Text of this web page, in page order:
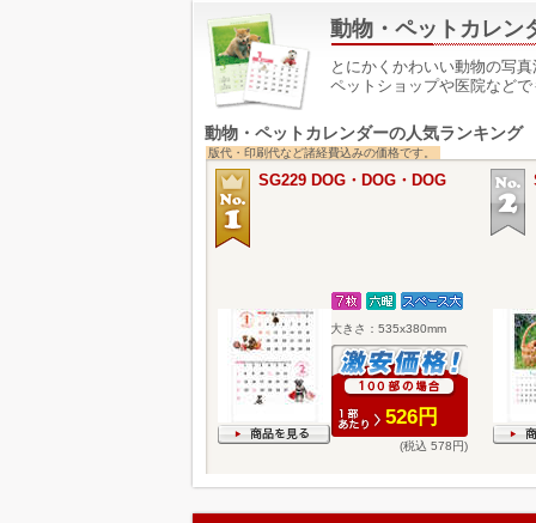
動物・ペットカレン
とにかくかわいい動物の写
ペットショップや医院など
動物・ペットカレンダーの人気ランキング
版代・印刷代など諸経費込みの価格です。
SG229 DOG・DOG・DOG
大きさ：535x380mm
526円
(税込 578円)